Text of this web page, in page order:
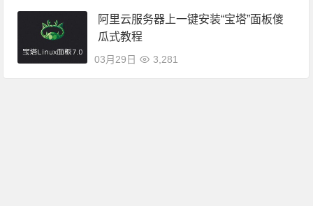
阿里云服务器上一键安装“宝塔”面板傻
瓜式教程
03月29日 3,281